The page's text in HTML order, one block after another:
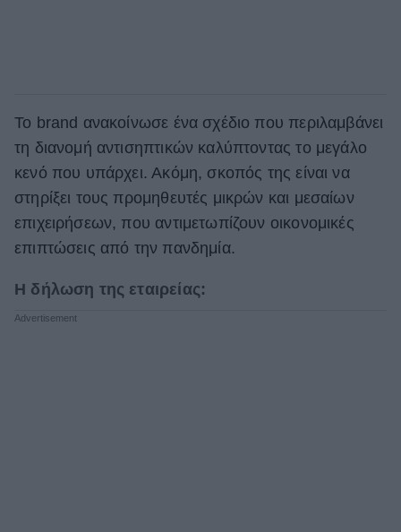
Το brand ανακοίνωσε ένα σχέδιο που περιλαμβάνει
τη διανομή αντισηπτικών καλύπτοντας το μεγάλο
κενό που υπάρχει. Ακόμη, σκοπός της είναι να
στηρίξει τους προμηθευτές μικρών και μεσαίων
επιχειρήσεων, που αντιμετωπίζουν οικονομικές
επιπτώσεις από την πανδημία.
Η δήλωση της εταιρείας: